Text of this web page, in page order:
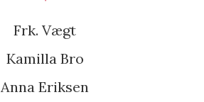
Frk. Vægt
Kamilla Bro
Anna Eriksen